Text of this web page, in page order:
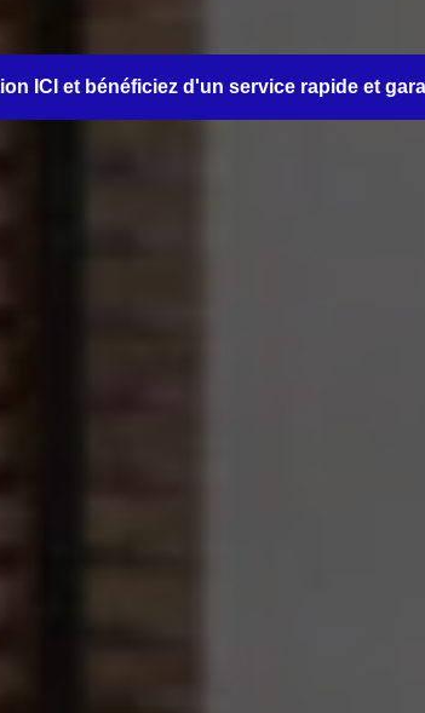
ICI et bénéficiez d'un service rapide et